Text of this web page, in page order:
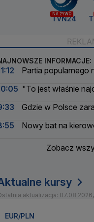
NA ŻYWO
TVN24
INFORMACJE:
Partia popularnego
"To jest właśnie
Gdzie w Polsce
Nowy bat na
Zobacz
kursy
aktualizacja: 07.08.2026,
EUR/PLN